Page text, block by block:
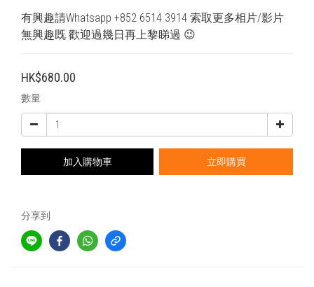
有興趣請Whatsapp +852 6514 3914 索取更多相片/影片
無興趣既 歡迎過幾日再上黎睇過 😉
HK$680.00
數量
加入購物車 立即購買
分享到